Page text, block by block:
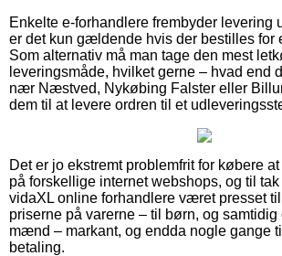
Enkelte e-forhandlere frembyder levering
er det kun gældende hvis der bestilles for
Som alternativ må man tage den mest
leveringsmåde, hvilket gerne – hvad end
nær Næstved, Nykøbing Falster eller
dem til at levere ordren til et
Det er jo ekstremt problemfrit for købere
på forskellige internet webshops, og til
vidaXL online forhandlere været presset
priserne på varerne – til børn, og
mænd – markant, og endda nogle gange
betaling.